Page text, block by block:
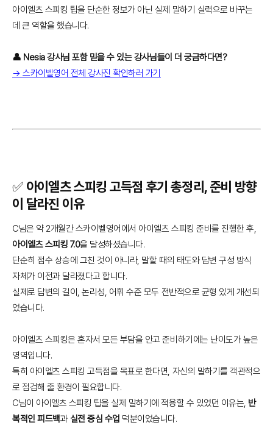
아이엘츠 스피킹 팁을 단순한 정보가 아닌 실제 말하기 실력으로 바꾸는
데 큰 역할을 했습니다.
👤 Nesia 강사님 포함 믿을 수 있는 강사님들이 더 궁금하다면?
→ 스카이벨영어 전체 강사진 확인하러 가기
✅ 아이엘츠 스피킹 고득점 후기 총정리, 준비 방향
이 달라진 이유
C님은 약 2개월간 스카이벨영어에서 아이엘츠 스피킹 준비를 진행한 후,
아이엘츠 스피킹 7.0을 달성하셨습니다.
단순히 점수 상승에 그친 것이 아니라, 말할 때의 태도와 답변 구성 방식
자체가 이전과 달라졌다고 합니다.
실제로 답변의 길이, 논리성, 어휘 수준 모두 전반적으로 균형 있게 개선되
었습니다.
아이엘츠 스피킹은 혼자서 모든 부담을 안고 준비하기에는 난이도가 높은
영역입니다.
특히 아이엘츠 스피킹 고득점을 목표로 한다면, 자신의 말하기를 객관적으
로 점검해 줄 환경이 필요합니다.
C님이 아이엘츠 스피킹 팁을 실제 말하기에 적용할 수 있었던 이유는, 반
복적인 피드백과실전 중심 수업 덕분이었습니다.